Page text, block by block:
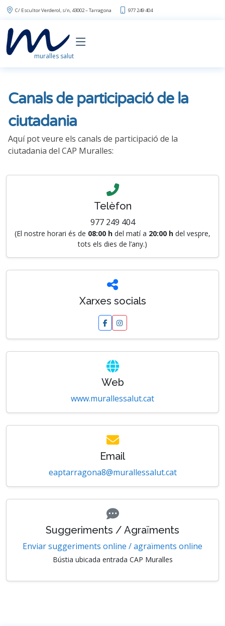
C/ Escultor Verderol, s/n, 43002 – Tarragona 977 249 404
muralles salut
Canals de participació de la
ciutadania
Aquí pot veure els canals de participació de la
ciutadania del CAP Muralles:
Telèfon
977 249 404
(El nostre horari és de 08:00 h del matí a 20:00 h del vespre,
tots els dies de l’any.)
Xarxes socials
Web
www.murallessalut.cat
Email
eaptarragona8@murallessalut.cat
Suggeriments / Agraïments
Enviar suggeriments online / agraïments online
Bústia ubicada entrada CAP Muralles